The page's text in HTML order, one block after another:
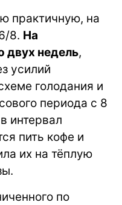
практичную, на
8. На
двух недель,
усилий
голодания и
периода с 8
интервал
пить кофе и
их на тёплую
по